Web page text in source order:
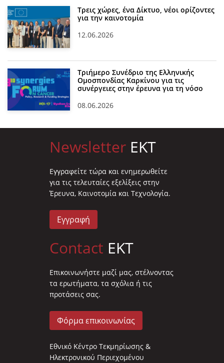
Τρεις χώρες, ένα Δίκτυο, νέοι ορίζοντες
για την καινοτομία
12.06.2026
Τριήμερο Συνέδριο της Ελληνικής
Ομοσπονδίας Καρκίνου για τις
συνέργειες στην έρευνα για τη νόσο
08.06.2026
Newsletter EKT
Eγγραφείτε τώρα και ενημερωθείτε
για τις τελευταίες εξελίξεις στην
Έρευνα, Καινοτομία και Τεχνολογία.
Εγγραφή
Contact EKT
Επικοινωνήστε μαζί μας, στέλνοντας
τα ερωτήματα, τα σχόλια ή τις
προτάσεις σας.
Φόρμα επικοινωνίας
Εθνικό Κέντρο Τεκμηρίωσης &
Ηλεκτρονικού Περιεχομένου